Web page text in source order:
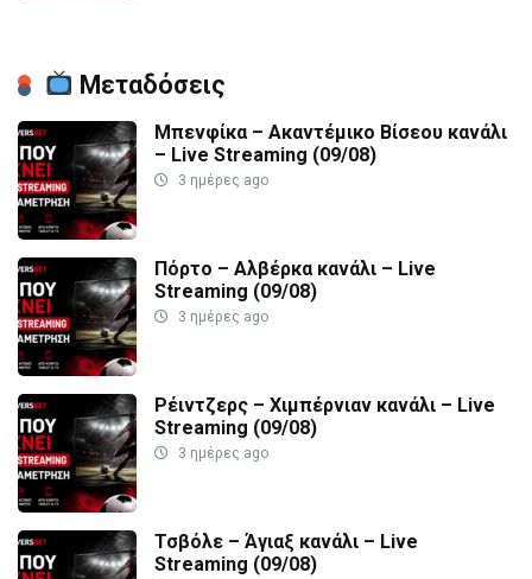
Μεταδόσεις
Μπενφίκα – Ακαντέμικο Βίσεου κανάλι
– Live Streaming (09/08)
3 ημέρες ago
Πόρτο – Αλβέρκα κανάλι – Live
Streaming (09/08)
3 ημέρες ago
Ρέιντζερς – Χιμπέρνιαν κανάλι – Live
Streaming (09/08)
3 ημέρες ago
Τσβόλε – Άγιαξ κανάλι – Live
Streaming (09/08)